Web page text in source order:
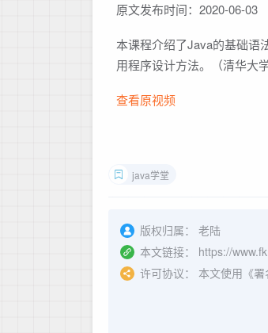
原文发布时间：2020-06-03
本课程介绍了Java的基础语
用程序设计方法。（清华大学
查看原视频
java学堂
版权归属：
老陆
本文链接：
https://
许可协议：
本文使用《